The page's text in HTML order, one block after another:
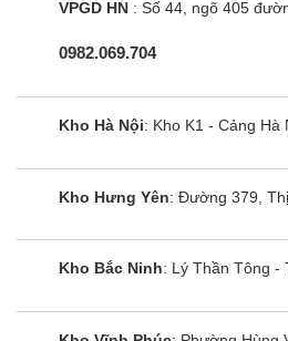
tivi 43 inch này tiêu thụ hết 0,12kWh
VPGD HN : Số 44, ngõ 405
0982.069.704
Kho Hà Nội: Kho K1 - Cảng Hà
Kho Hưng Yên: Đường 379,
Kho Bắc Ninh: Lý Thần Tông -